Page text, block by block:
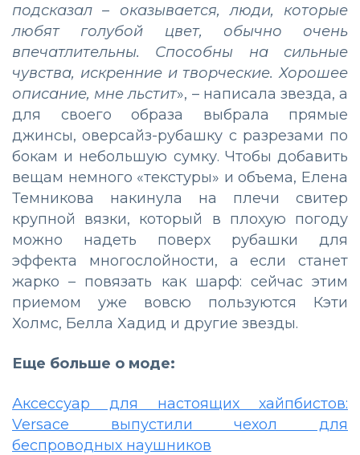
подсказал – оказывается, люди, которые
любят голубой цвет, обычно очень
впечатлительны. Способны на сильные
чувства, искренние и творческие. Хорошее
описание, мне льстит», – написала звезда, а
для своего образа выбрала прямые
джинсы, оверсайз-рубашку с разрезами по
бокам и небольшую сумку. Чтобы добавить
вещам немного «текстуры» и объема, Елена
Темникова накинула на плечи свитер
крупной вязки, который в плохую погоду
можно надеть поверх рубашки для
эффекта многослойности, а если станет
жарко – повязать как шарф: сейчас этим
приемом уже вовсю пользуются Кэти
Холмс, Белла Хадид и другие звезды.
Еще больше о моде:
Аксессуар для настоящих хайпбистов:
Versace выпустили чехол для
беспроводных наушников